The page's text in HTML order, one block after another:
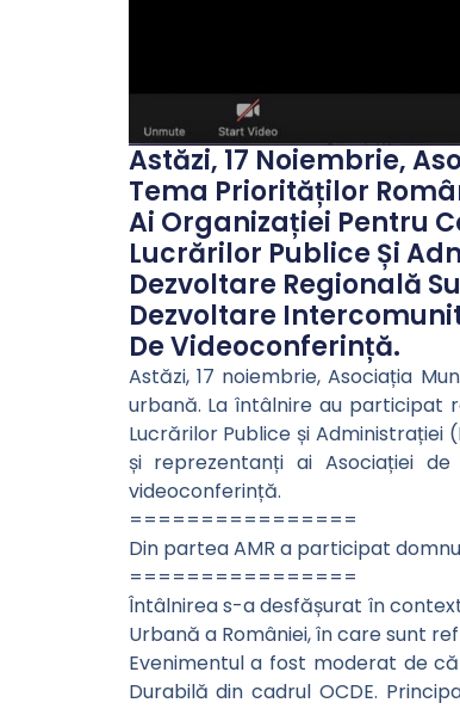
Astăzi, 17 Noiembrie,
Tema Priorităților
Ai Organizației Pentru
Lucrărilor Publice Și
Dezvoltare Regională
Dezvoltare
De Videoconferință.
Astăzi, 17 noiembrie, Asociația
urbană. La întâlnire au participat
Lucrărilor Publice și Administrației
și reprezentanți ai Asociației
videoconferință.
================
Din partea AMR a participat
================
Întâlnirea s-a desfășurat în
Urbană a României, în care sunt
Evenimentul a fost moderat de
Durabilă din cadrul OCDE.